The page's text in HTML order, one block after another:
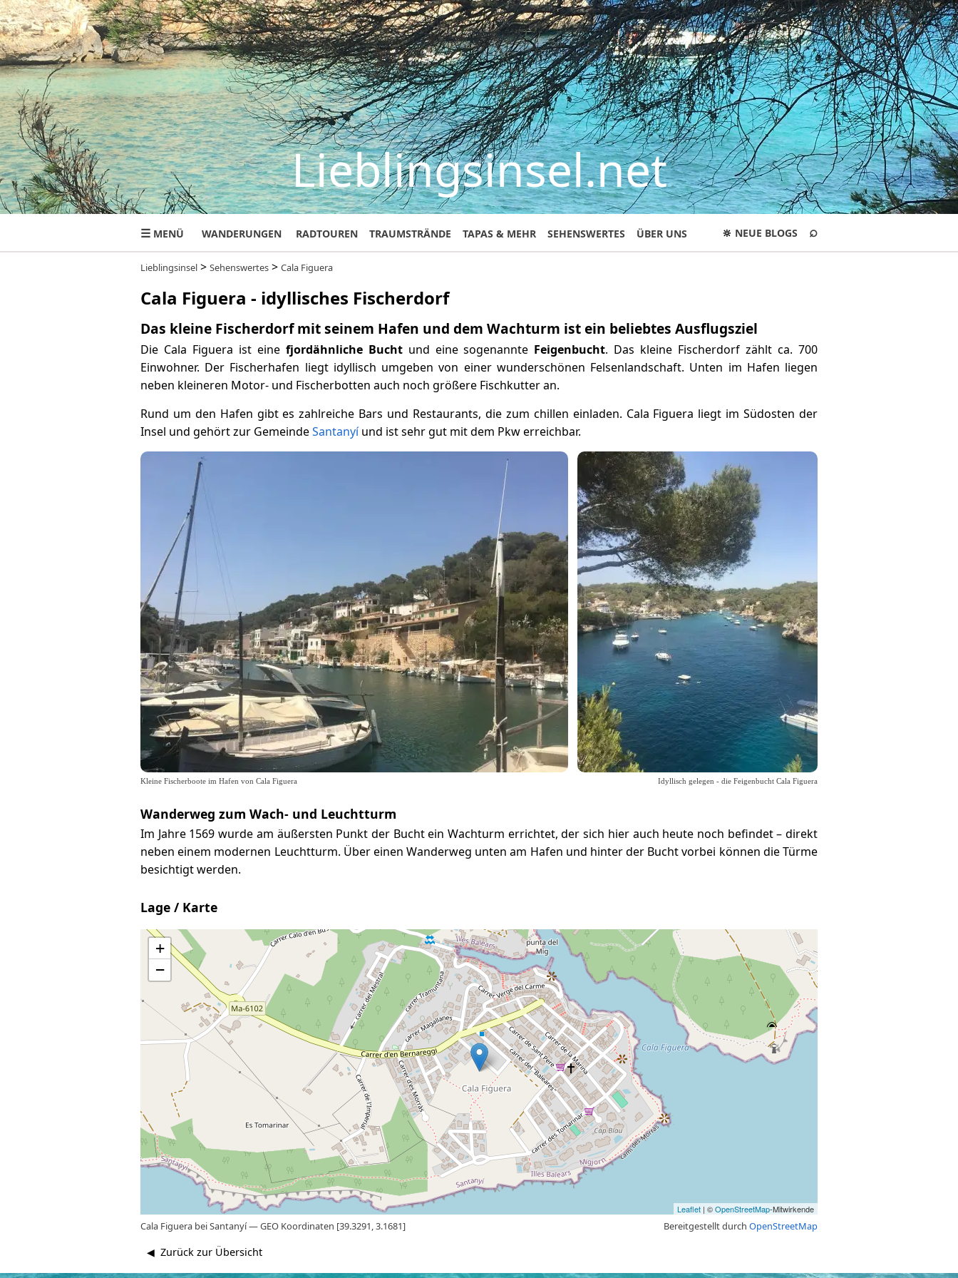
Lieblingsinsel.net
☰ MENÜ 🔆 NEUE BLOGS ⌕
WANDERUNGEN RADTOUREN TRAUMSTRÄNDE TAPAS & MEHR SEHENSWERTES ÜBER UNS
Lieblingsinsel > Sehenswertes > Cala Figuera
Cala Figuera - idyllisches Fischerdorf
Das kleine Fischerdorf mit seinem Hafen und dem Wachturm ist ein beliebtes Ausflugsziel
Die Cala Figuera ist eine fjordähnliche Buchtund eine sogenannte Feigenbucht. Das kleine Fischerdorf zählt ca. 700
Einwohner. Der Fischerhafen liegt idyllisch umgeben von einer wunderschönen Felsenlandschaft. Unten im Hafen liegen
neben kleineren Motor- und Fischerbotten auch noch größere Fischkutter an.
Rund um den Hafen gibt es zahlreiche Bars und Restaurants, die zum chillen einladen. Cala Figuera liegt im Südosten der
Insel und gehört zur GemeindeSantanyíund ist sehr gut mit dem Pkw erreichbar.
Kleine Fischerboote im Hafen von Cala Figuera Idyllisch gelegen - die Feigenbucht Cala Figuera
Wanderweg zum Wach- und Leuchtturm
Im Jahre 1569 wurde am äußersten Punkt der Bucht ein Wachturm errichtet, der sich hier auch heute noch befindet – direkt
neben einem modernen Leuchtturm. Über einen Wanderweg unten am Hafen und hinter der Bucht vorbei können die Türme
besichtigt werden.
Lage / Karte
+
−
Leaflet | ©OpenStreetMap-Mitwirkende
Bereitgestellt durch OpenStreetMap
Cala Figuera bei Santanyí—GEO Koordinaten [39.3291, 3.1681]
◀ Zurück zur Übersicht